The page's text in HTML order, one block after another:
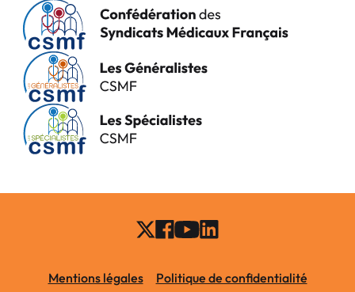
Mentions légales Politique de confidentialité